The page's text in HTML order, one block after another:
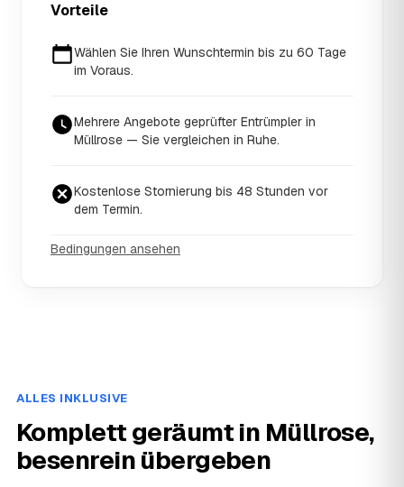
Vorteile
Wählen Sie Ihren Wunschtermin bis zu 60 Tage
im Voraus.
Mehrere Angebote geprüfter Entrümpler in
Müllrose — Sie vergleichen in Ruhe.
Kostenlose Stornierung bis 48 Stunden vor
dem Termin.
Bedingungen ansehen
ALLES INKLUSIVE
Komplett geräumt in Müllrose,
besenrein übergeben